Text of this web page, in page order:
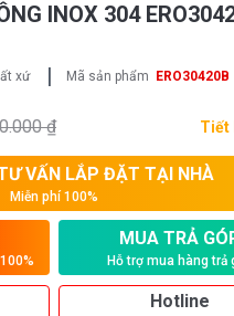
INOX 304
xứ | Mã sản phẩm ERO30420B
₫ Tiết
VẤN LẮP ĐẶT TẠI NHÀ
Miễn phí 100%
MUA TRẢ
Hỗ trợ mua hàng trả
Hotline